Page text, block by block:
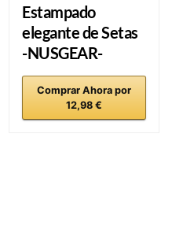
Estampado
elegante de Setas
-NUSGEAR-
Comprar Ahora por
12,98 €